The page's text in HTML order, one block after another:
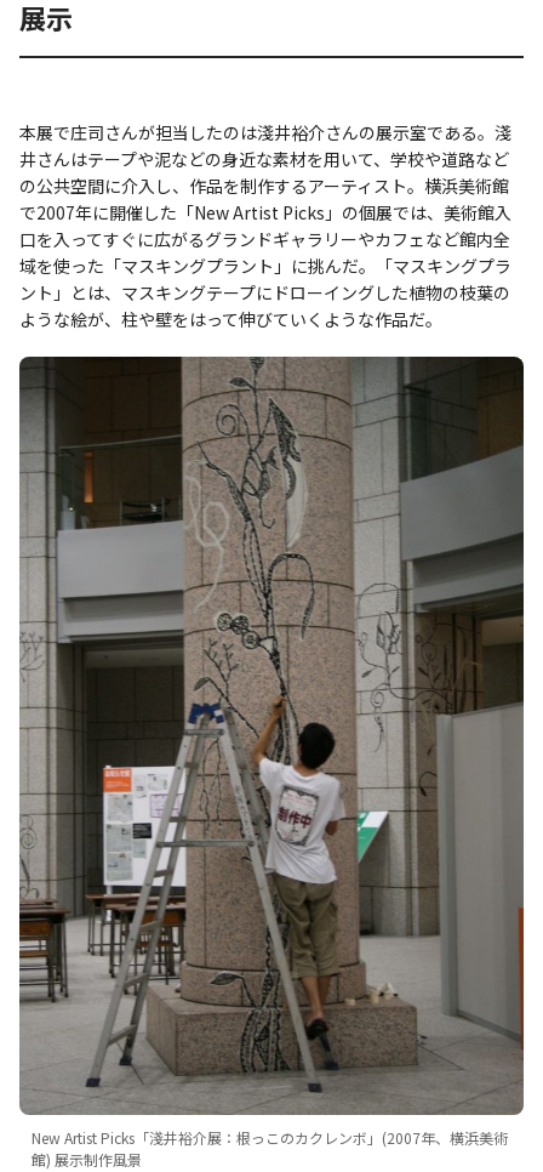
展示
本展で庄司さんが担当したのは淺井裕介さんの展示室である。淺
井さんはテープや泥などの身近な素材を用いて、学校や道路など
の公共空間に介入し、作品を制作するアーティスト。横浜美術館
で2007年に開催した「New Artist Picks」の個展では、美術館入
口を入ってすぐに広がるグランドギャラリーやカフェなど館内全
域を使った「マスキングプラント」に挑んだ。「マスキングプラ
ント」とは、マスキングテープにドローイングした植物の枝葉の
ような絵が、柱や壁をはって伸びていくような作品だ。
New Artist Picks「淺井裕介展：根っこのカクレンボ」(2007年、横浜美術
館) 展示制作風景